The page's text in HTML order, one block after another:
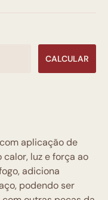
CALCULAR
aplicação de
luz e força ao
adiciona
podendo ser